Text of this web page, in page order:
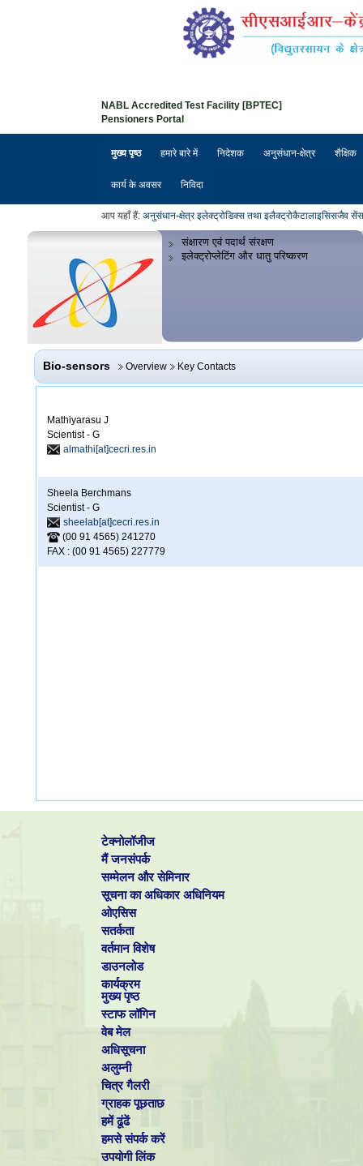
NABL Accredited Test Facility [BPTEC]
Pensioners Portal
मुख्य पृष्ठ हमारे बारे में निदेशक अनुसंधान-क्षेत्र शैक्षिक
कार्य के अवसर निविदा
आप यहाँ हैं: अनुसंधान-क्षेत्रइलेक्ट्रोडिक्स तथा इलैक्ट्रोकैटालाइसिसजैव
संक्षारण एवं पदार्थ संरक्षण
इलेक्ट्रोप्लेटिंग और धातु परिष्करण
Bio-sensors Overview Key Contacts
Mathiyarasu J
Scientist - G
almathi[at]cecri.res.in
Sheela Berchmans
Scientist - G
sheelab[at]cecri.res.in
(00 91 4565) 241270
FAX : (00 91 4565) 227779
टेक्नोलॉजीज
मैं जनसंपर्क
सम्मेलन और सेमिनार
सूचना का अधिकार अधिनियम
ओएसिस
सतर्कता
वर्तमान विशेष
डाउनलोड
कार्यक्रम
मुख्य पृष्ठ
स्टाफ लॉगिन
वेब मेल
अधिसूचना
अलुम्नी
चित्र गैलरी
ग्राहक पूछताछ
हमें ढूंढें
हमसे संपर्क करें
उपयोगी लिंक